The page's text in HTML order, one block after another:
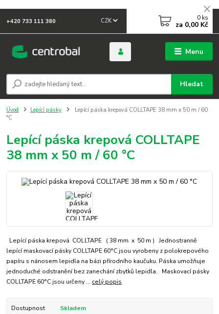
Menu
CZK
Hledat
+420 733 111 380 0 ks
za 0,00 Kč
Úvod Lepící pásky
Lepící páska krepová COLLTAPE 38 mm x 50 m / 60
°C
Lepící páska krepová COLLTAPE
38 mm x 50 m / 60 °C
Lepící páska krepová COLLTAPE ( 38 mm x 50 m ) Jednostranně
lepící maskovací pásky COLLTAPE 60°C jsou vyrobeny z polokrepového
papíru s nánosem lepidla na bázi přírodního kaučuku. Páska umožňuje
jednoduché odstranění bez zanechání zbytků lepidla. Maskovací pásky
COLLTAPE 60°C jsou určeny ... celý popis
Dostupnost Skladem